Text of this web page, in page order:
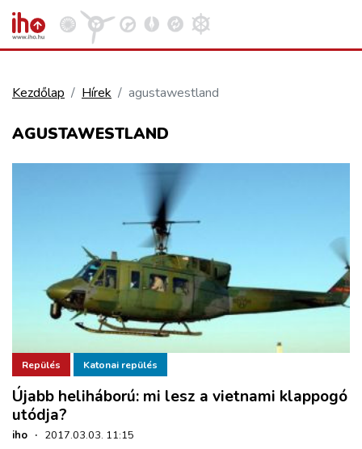
KÖZLEKEDÉSFEJLESZTÉS
ELLÁTÁSI LÁNC
ZÖLDÚT
HAJÓZÁS
Kezdőlap Hírek agustawestland
AGUSTAWESTLAND
Repülés Katonai repülés
Újabb heliháború: mi lesz a vietnami klappogó
utódja?
iho · 2017.03.03. 11:15